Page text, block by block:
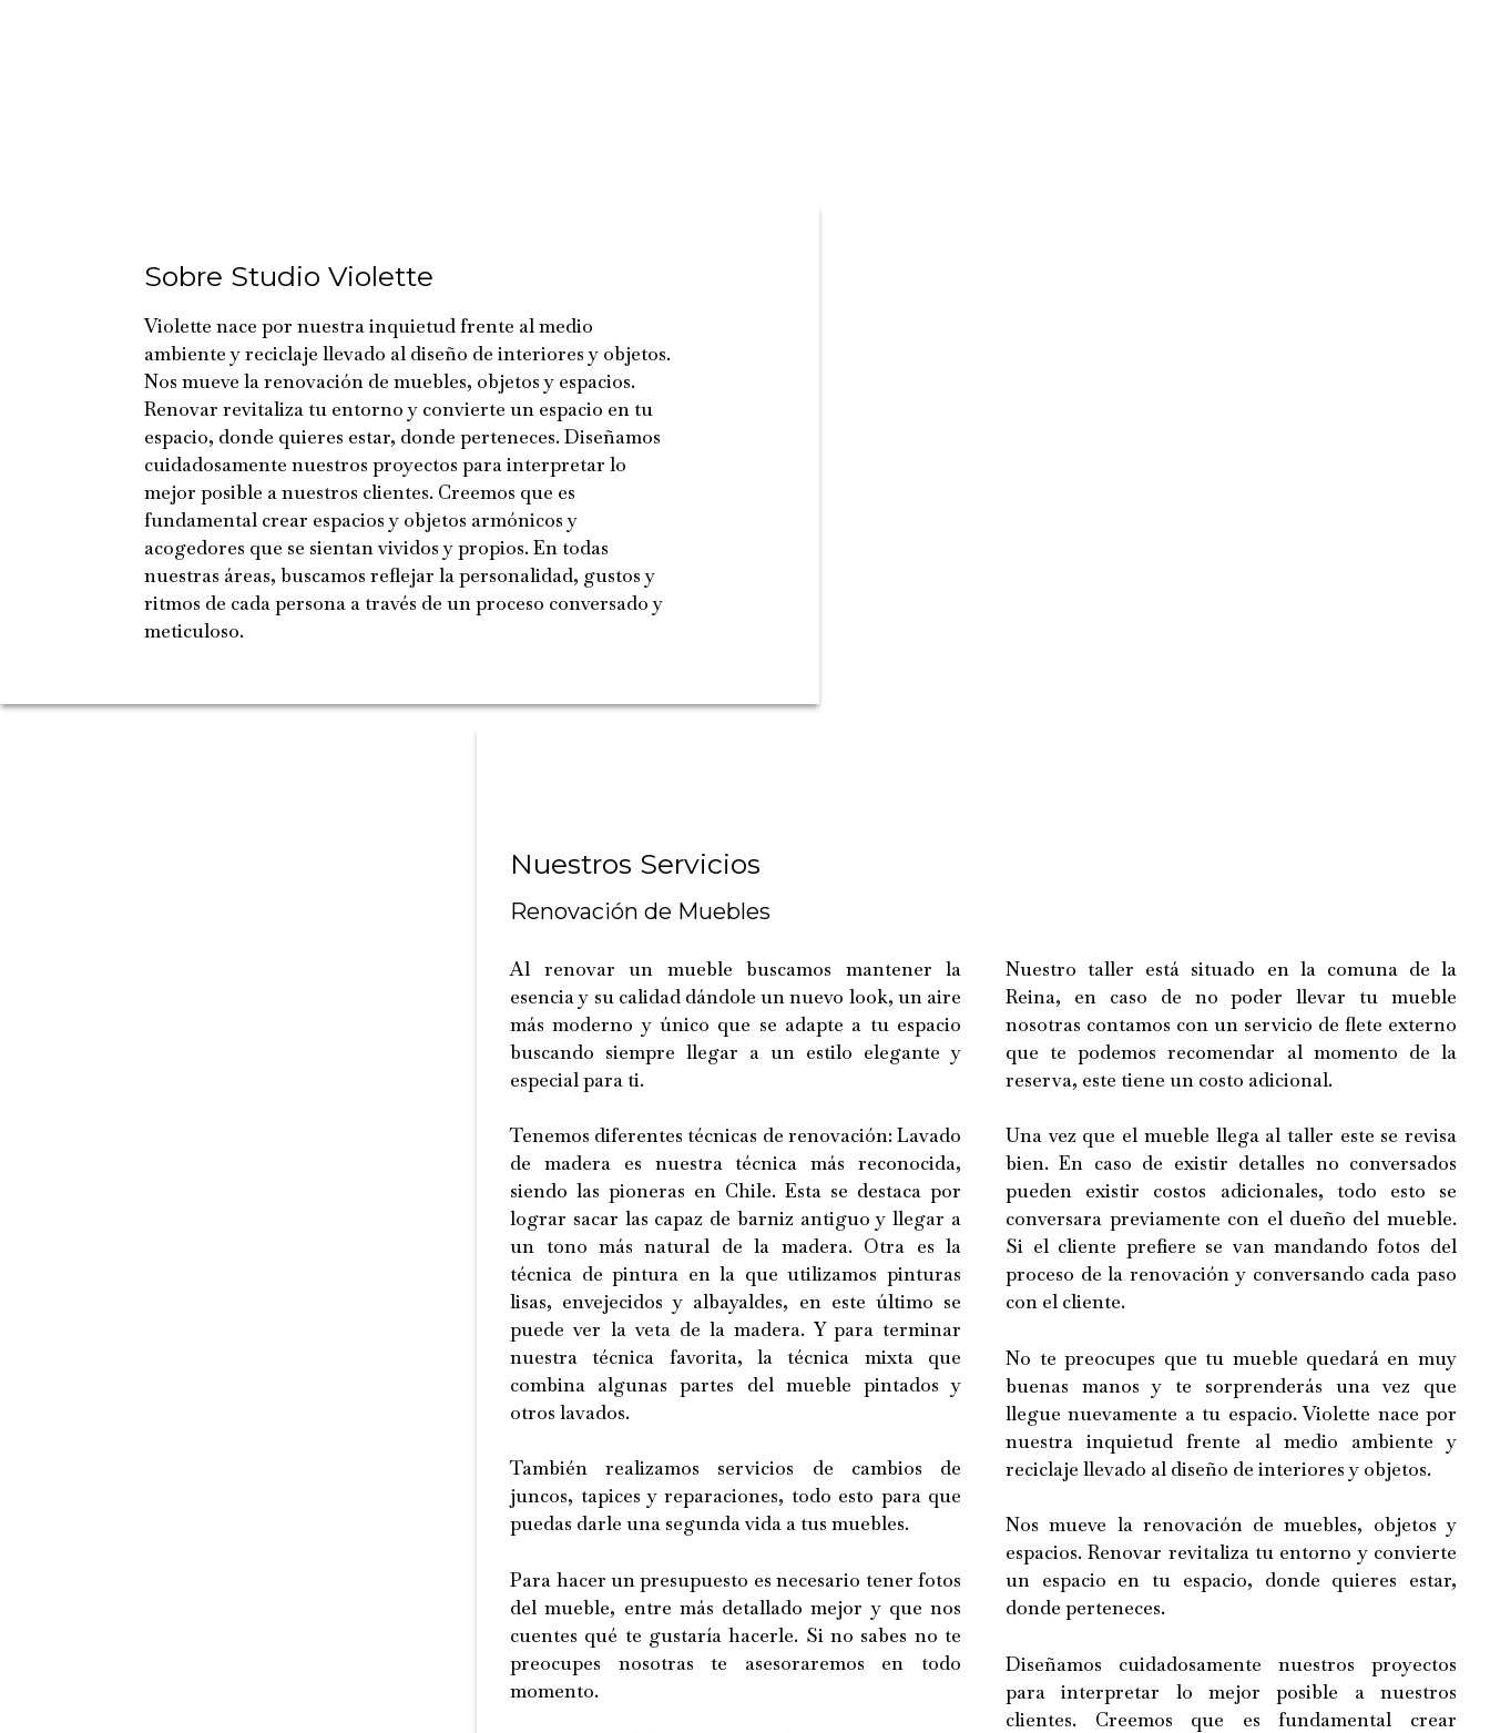
Sobre Studio Violette
Violette nace por nuestra inquietud frente al medio
ambiente y reciclaje llevado al diseño de interiores y objetos.
Nos mueve la renovación de muebles, objetos y espacios.
Renovar revitaliza tu entorno y convierte un espacio en tu
espacio, donde quieres estar, donde perteneces. Diseñamos
cuidadosamente nuestros proyectos para interpretar lo
mejor posible a nuestros clientes. Creemos que es
fundamental crear espacios y objetos armónicos y
acogedores que se sientan vividos y propios. En todas
nuestras áreas, buscamos reflejar la personalidad, gustos y
ritmos de cada persona a través de un proceso conversado y
meticuloso.
Nuestros Servicios
Renovación de Muebles
Al renovar un mueble buscamos mantener la
esencia y su calidad dándole un nuevo look, un aire
más moderno y único que se adapte a tu espacio
buscando siempre llegar a un estilo elegante y
especial para ti.
Tenemos diferentes técnicas de renovación: Lavado
de madera es nuestra técnica más reconocida,
siendo las pioneras en Chile. Esta se destaca por
lograr sacar las capaz de barniz antiguo y llegar a
un tono más natural de la madera. Otra es la
técnica de pintura en la que utilizamos pinturas
lisas, envejecidos y albayaldes, en este último se
puede ver la veta de la madera. Y para terminar
nuestra técnica favorita, la técnica mixta que
combina algunas partes del mueble pintados y
otros lavados.
También realizamos servicios de cambios de
juncos, tapices y reparaciones, todo esto para que
puedas darle una segunda vida a tus muebles.
Para hacer un presupuesto es necesario tener fotos
del mueble, entre más detallado mejor y que nos
cuentes qué te gustaría hacerle. Si no sabes no te
preocupes nosotras te asesoraremos en todo
momento.
Nuestro taller está situado en la comuna de la
Reina, en caso de no poder llevar tu mueble
nosotras contamos con un servicio de flete externo
que te podemos recomendar al momento de la
reserva, este tiene un costo adicional.
Una vez que el mueble llega al taller este se revisa
bien. En caso de existir detalles no conversados
pueden existir costos adicionales, todo esto se
conversara previamente con el dueño del mueble.
Si el cliente prefiere se van mandando fotos del
proceso de la renovación y conversando cada paso
con el cliente.
No te preocupes que tu mueble quedará en muy
buenas manos y te sorprenderás una vez que
llegue nuevamente a tu espacio. Violette nace por
nuestra inquietud frente al medio ambiente y
reciclaje llevado al diseño de interiores y objetos.
Nos mueve la renovación de muebles, objetos y
espacios. Renovar revitaliza tu entorno y convierte
un espacio en tu espacio, donde quieres estar,
donde perteneces.
Diseñamos cuidadosamente nuestros proyectos
para interpretar lo mejor posible a nuestros
clientes. Creemos que es fundamental crear